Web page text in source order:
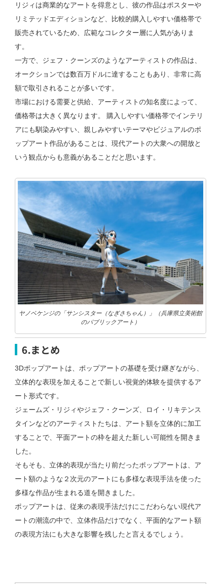
リジィは商業的なアートを得意とし、彼の作品はポスターや
リミテッドエディションなど、比較的購入しやすい価格帯で
販売されているため、広範なコレクター層に人気がありま
す。
一方で、ジェフ・クーンズのようなアーティストの作品は、
オークションでは数百万ドルに達することもあり、非常に高
額で取引されることが多いです。
市場における需要と供給、アーティストの知名度によって、
価格帯は大きく異なります。 購入しやすい価格帯でインテリ
アにも馴染みやすい、親しみやすいテーマやビジュアルのポ
ップアート作品があることは、現代アートの大衆への開放と
いう観点からも意義があることだと思います。
ヤノベケンジの「サンシスター（なぎさちゃん）」（兵庫県立美術館
のパブリックアート）
6.まとめ
3Dポップアートは、ポップアートの基礎を受け継ぎながら、
立体的な表現を加えることで新しい視覚的体験を提供するア
ート形式です。
ジェームズ・リジィやジェフ・クーンズ、ロイ・リキテンス
タインなどのアーティストたちは、アート額を立体的に加工
することで、平面アートの枠を超えた新しい可能性を開きま
した。
そもそも、立体的表現が当たり前だったポップアートは、ア
ート額のような２次元のアートにも多様な表現手法を使った
多様な作品が生まれる道を開きました。
ポップアートは、従来の表現手法だけにこだわらない現代ア
ートの潮流の中で、立体作品だけでなく、平面的なアート額
の表現方法にも大きな影響を残したと言えるでしょう。